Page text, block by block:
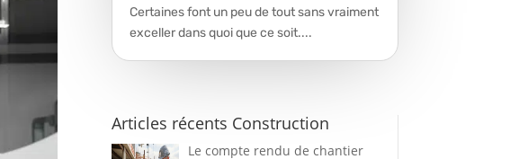
Certaines font un peu de tout sans vraiment
exceller dans quoi que ce soit....
Articles récents Construction
Le compte rendu de chantier